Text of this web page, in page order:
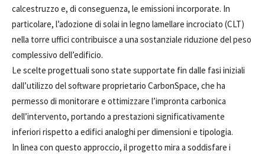
calcestruzzo e, di conseguenza, le emissioni incorporate. In
particolare, l’adozione di solai in legno lamellare incrociato (CLT)
nella torre uffici contribuisce a una sostanziale riduzione del peso
complessivo dell’edificio.
Le scelte progettuali sono state supportate fin dalle fasi iniziali
dall’utilizzo del software proprietario CarbonSpace, che ha
permesso di monitorare e ottimizzare l’impronta carbonica
dell’intervento, portando a prestazioni significativamente
inferiori rispetto a edifici analoghi per dimensioni e tipologia.
In linea con questo approccio, il progetto mira a soddisfare i